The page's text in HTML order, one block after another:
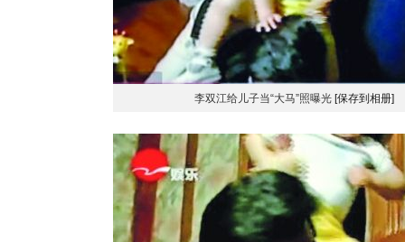
李双江给儿子当“大马”照曝光 [保存到相册]